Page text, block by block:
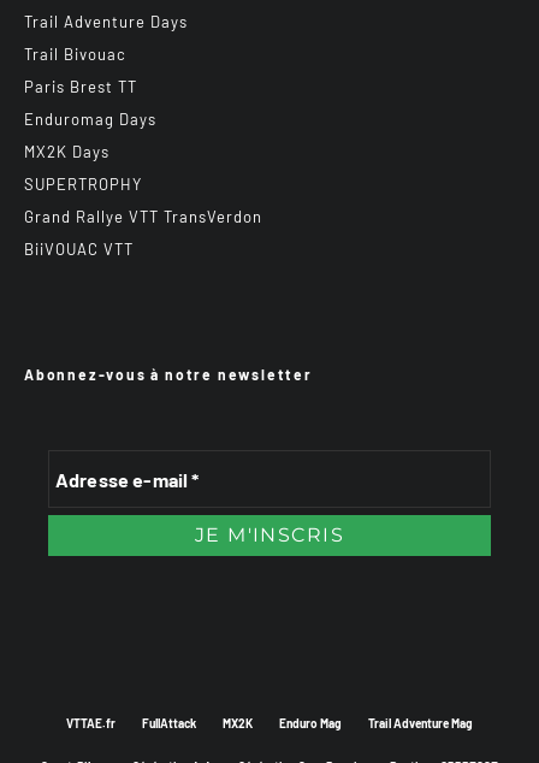
Trail Adventure Days
Trail Bivouac
Paris Brest TT
Enduromag Days
MX2K Days
SUPERTROPHY
Grand Rallye VTT TransVerdon
BiiVOUAC VTT
Abonnez-vous à notre newsletter
VTTAE.fr FullAttack MX2K Enduro Mag Trail Adventure Mag